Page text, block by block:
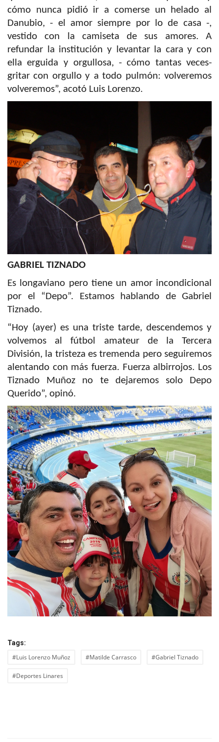
cómo nunca pidió ir a comerse un helado al
Danubio, - el amor siempre por lo de casa -,
vestido con la camiseta de sus amores. A
refundar la institución y levantar la cara y con
ella erguida y orgullosa, - cómo tantas veces-
gritar con orgullo y a todo pulmón: volveremos
volveremos”, acotó Luis Lorenzo.
GABRIEL TIZNADO
Es longaviano pero tiene un amor incondicional
por el “Depo”. Estamos hablando de Gabriel
Tiznado.
“Hoy (ayer) es una triste tarde, descendemos y
volvemos al fútbol amateur de la Tercera
División, la tristeza es tremenda pero seguiremos
alentando con más fuerza. Fuerza albirrojos. Los
Tiznado Muñoz no te dejaremos solo Depo
Querido”, opinó.
Tags:
#Luis Lorenzo Muñoz #Matilde Carrasco #Gabriel Tiznado
#Deportes Linares